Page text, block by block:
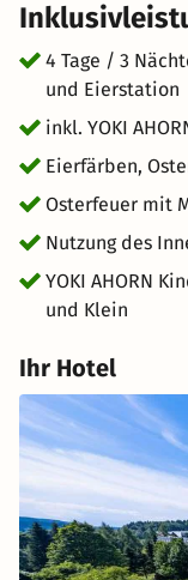
4 Tage / 3
und Eierstation
inkl. YOKI
Eierfärben,
Osterfeuer mit
Nutzung des
YOKI AHORN
und Klein
Ihr Hotel